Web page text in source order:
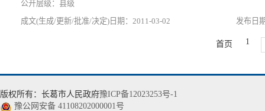
县级
2011-03-02
首页 1
版权所有：长葛市人民政府豫ICP备12023253号-1
豫公网安备 41108202000001号